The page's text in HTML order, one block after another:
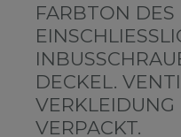
RBTON DES
NSCHLIESSLICH
USSCHRAUBE
KEL. VENTIL
KLEIDUNG IN 1
PACKT.